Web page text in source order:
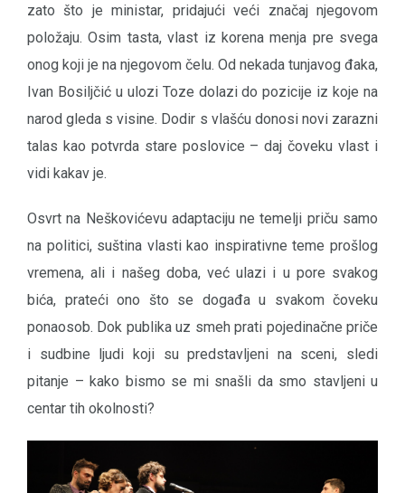
zato što je ministar, pridajući veći značaj njegovom
položaju. Osim tasta, vlast iz korena menja pre svega
onog koji je na njegovom čelu. Od nekada tunjavog đaka,
Ivan Bosiljčić u ulozi Toze dolazi do pozicije iz koje na
narod gleda s visine. Dodir s vlašću donosi novi zarazni
talas kao potvrda stare poslovice – daj čoveku vlast i
vidi kakav je.
Osvrt na Neškovićevu adaptaciju ne temelji priču samo
na politici, suština vlasti kao inspirativne teme prošlog
vremena, ali i našeg doba, već ulazi i u pore svakog
bića, prateći ono što se događa u svakom čoveku
ponaosob. Dok publika uz smeh prati pojedinačne priče
i sudbine ljudi koji su predstavljeni na sceni, sledi
pitanje – kako bismo se mi snašli da smo stavljeni u
centar tih okolnosti?